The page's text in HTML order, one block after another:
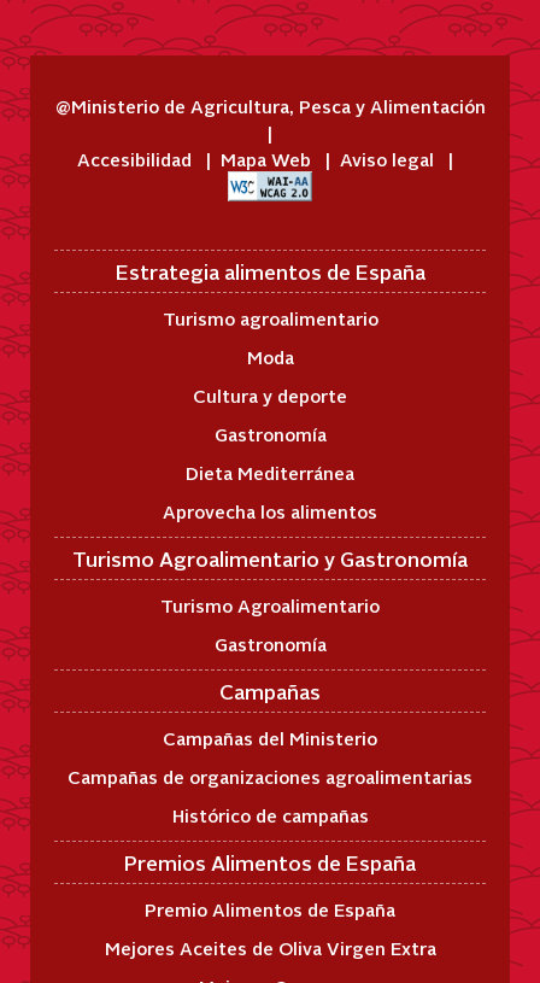
@Ministerio de Agricultura, Pesca y Alimentación
Accesibilidad Mapa Web Aviso legal
Estrategia alimentos de España
Turismo agroalimentario
Moda
Cultura y deporte
Gastronomía
Dieta Mediterránea
Aprovecha los alimentos
Turismo Agroalimentario y Gastronomía
Turismo Agroalimentario
Gastronomía
Campañas
Campañas del Ministerio
Campañas de organizaciones agroalimentarias
Histórico de campañas
Premios Alimentos de España
Premio Alimentos de España
Mejores Aceites de Oliva Virgen Extra